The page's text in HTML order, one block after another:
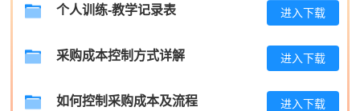
李* 181****3629
孔** 181****4640
个人训练-教学记录表 进入下载
采购成本控制方式详解 进入下载
如何控制采购成本及流程 进入下载